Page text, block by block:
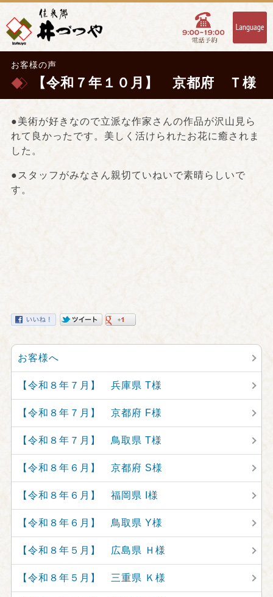
お客様の声
【令和７年１０月】 京都府 Ｔ様
●美術が好きなので立派な作家さんの作品が沢山見ら
れて良かったです。美しく活けられたお花に癒されま
した。
●スタッフがみなさん親切ていねいで素晴らしいで
す。
お客様へ
【令和８年７月】 兵庫県 T様
【令和８年７月】 京都府 F様
【令和８年７月】 鳥取県 T様
【令和８年６月】 京都府 S様
【令和８年６月】 福岡県 I様
【令和８年６月】 鳥取県 Y様
【令和８年５月】 広島県 Ｈ様
【令和８年５月】 三重県 Ｋ様